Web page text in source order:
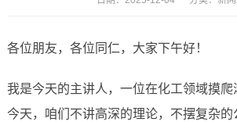
各位朋友，各位同仁，大家下午好！
我是今天的主讲人，一位在化工领域摸爬
今天，咱们不讲高深的理论，不摆复杂